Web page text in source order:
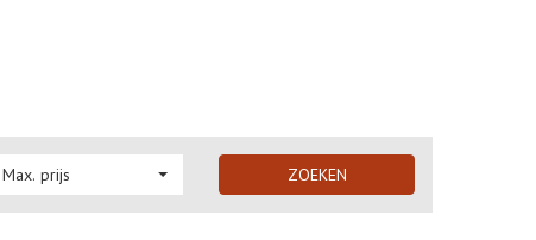
Max. prijs ZOEKEN